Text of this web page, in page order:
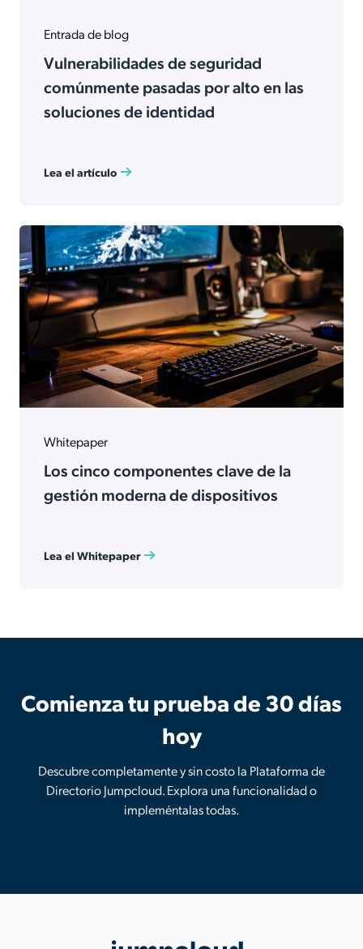
Entrada de blog
Vulnerabilidades de seguridad
comúnmente pasadas por alto en las
soluciones de identidad
Lea el artículo
Whitepaper
Los cinco componentes clave de la
gestión moderna de dispositivos
Lea el Whitepaper
Comienza tu prueba de 30 días
hoy
Descubre completamente y sin costo la Plataforma de
Directorio Jumpcloud. Explora una funcionalidad o
impleméntalas todas.